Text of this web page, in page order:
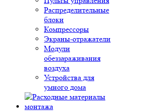
Распределительные
блоки
Компрессоры
Экраны-отражатели
Модули
обеззараживания
воздуха
Устройства для
умного дома